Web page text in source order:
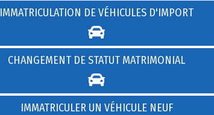
IMMATRICULATION DE VÉHICULES D'IMPORT
CHANGEMENT DE STATUT MATRIMONIAL
IMMATRICULER UN VÉHICULE NEUF